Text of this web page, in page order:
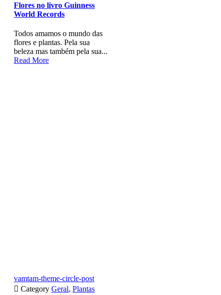
Flores no livro Guinness
World Records
Todos amamos o mundo das
flores e plantas. Pela sua
beleza mas também pela sua...
Read More
vamtam-theme-circle-post
 Category Geral, Plantas